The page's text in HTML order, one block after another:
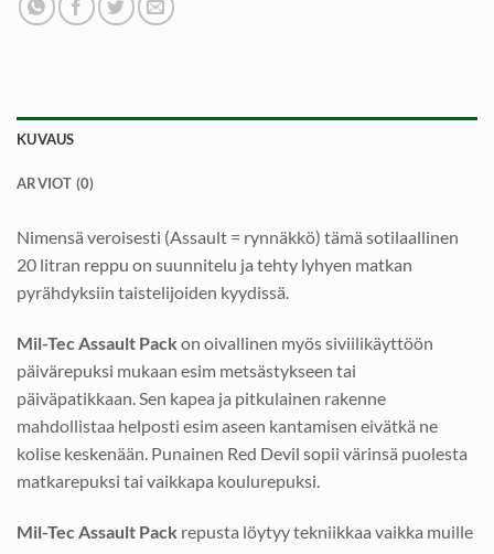
KUVAUS
ARVIOT (0)
Nimensä veroisesti (Assault = rynnäkkö) tämä sotilaallinen
20 litran reppu on suunnitelu ja tehty lyhyen matkan
pyrähdyksiin taistelijoiden kyydissä.
Mil-Tec Assault Packon oivallinen myös siviilikäyttöön
päivärepuksi mukaan esim metsästykseen tai
päiväpatikkaan. Sen kapea ja pitkulainen rakenne
mahdollistaa helposti esim aseen kantamisen eivätkä ne
kolise keskenään. Punainen Red Devil sopii värinsä puolesta
matkarepuksi tai vaikkapa koulurepuksi.
Mil-Tec Assault Pack repusta löytyy tekniikkaa vaikka muille